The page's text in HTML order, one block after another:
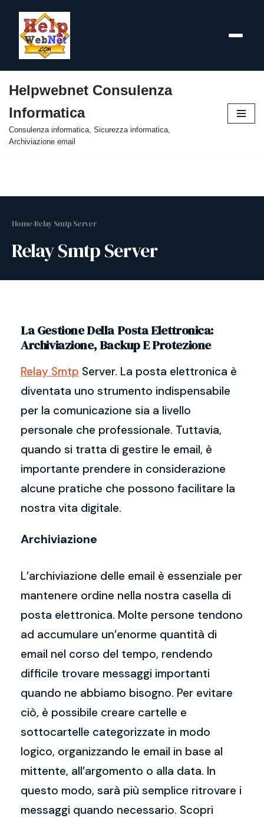
al
contenuto
Helpwebnet Consulenza
Informatica
Consulenza informatica, Sicurezza informatica,
Archiviazione email
Home›Relay Smtp Server
Relay Smtp Server
La Gestione Della Posta Elettronica:
Archiviazione, Backup E Protezione
Relay Smtp Server. La posta elettronica è
diventata uno strumento indispensabile
per la comunicazione sia a livello
personale che professionale. Tuttavia,
quando si tratta di gestire le email, è
importante prendere in considerazione
alcune pratiche che possono facilitare la
nostra vita digitale.
Archiviazione
L’archiviazione delle email è essenziale per
mantenere ordine nella nostra casella di
posta elettronica. Molte persone tendono
ad accumulare un’enorme quantità di
email nel corso del tempo, rendendo
difficile trovare messaggi importanti
quando ne abbiamo bisogno. Per evitare
ciò, è possibile creare cartelle e
sottocartelle categorizzate in modo
logico, organizzando le email in base al
mittente, all’argomento o alla data. In
questo modo, sarà più semplice ritrovare i
messaggi quando necessario. Scopri